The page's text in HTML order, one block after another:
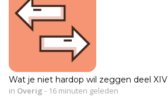
Wat je niet hardop wil zeggen deel XIV
in Overig - 16 minuten geleden